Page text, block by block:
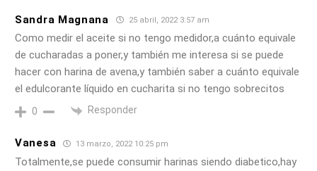
Sandra Magnana 25 abril, 2022 3:57 am
Como medir el aceite si no tengo medidor,a cuánto equivale
de cucharadas a poner,y también me interesa si se puede
hacer con harina de avena,y también saber a cuánto equivale
el edulcorante líquido en cucharita si no tengo sobrecitos
0 Responder
Vanesa 13 marzo, 2022 10:25 pm
Totalmente,se puede consumir harinas siendo diabetico,hay